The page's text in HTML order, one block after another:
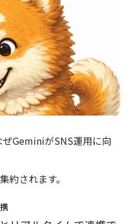
GeminiがSNS運用に向
約されます。